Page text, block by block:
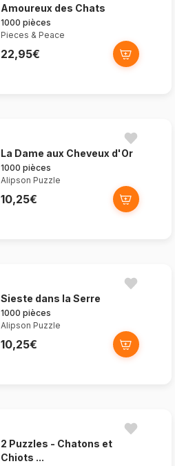
Amoureux des Chats
1000 pièces
Pieces & Peace
22,95€
La Dame aux Cheveux d'Or
1000 pièces
Alipson Puzzle
10,25€
Sieste dans la Serre
1000 pièces
Alipson Puzzle
10,25€
2 Puzzles - Chatons et
Chiots ...